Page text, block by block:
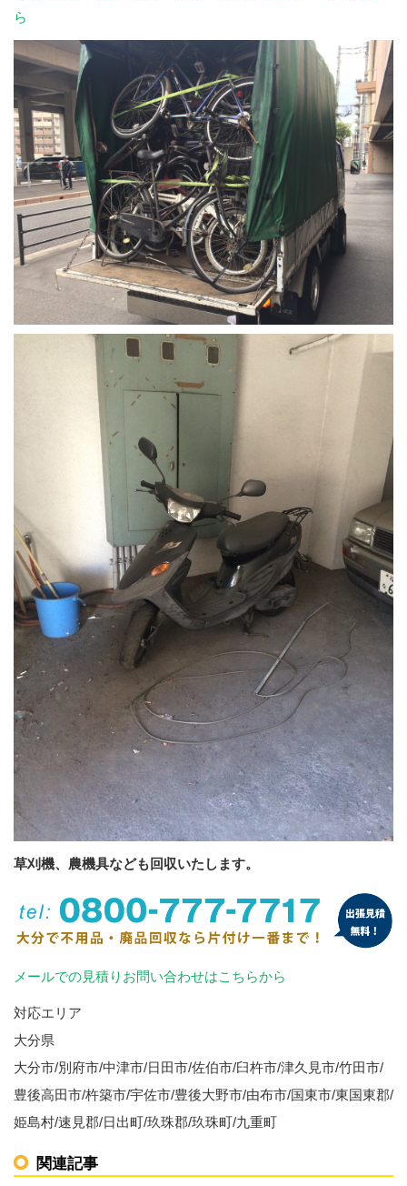
ら
草刈機、農機具なども回収いたします。
メールでの見積りお問い合わせはこちらから
対応エリア
大分県
大分市/別府市/中津市/日田市/佐伯市/臼杵市/津久見市/竹田市/
豊後高田市/杵築市/宇佐市/豊後大野市/由布市/国東市/東国東郡/
姫島村/速見郡/日出町/玖珠郡/玖珠町/九重町
関連記事